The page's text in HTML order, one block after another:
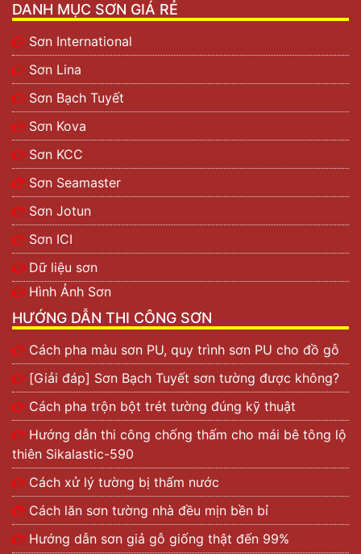
DANH MỤC SƠN GIÁ RẺ
Sơn International
Sơn Lina
Sơn Bạch Tuyết
Sơn Kova
Sơn KCC
Sơn Seamaster
Sơn Jotun
Sơn ICI
Dữ liệu sơn
Hình Ảnh Sơn
HƯỚNG DẪN THI CÔNG SƠN
Cách pha màu sơn PU, quy trình sơn PU cho đồ gỗ
[Giải đáp] Sơn Bạch Tuyết sơn tường được không?
Cách pha trộn bột trét tường đúng kỹ thuật
Hướng dẫn thi công chống thấm cho mái bê tông lộ
thiên Sikalastic-590
Cách xử lý tường bị thấm nước
Cách lăn sơn tường nhà đều mịn bền bỉ
Hướng dẫn sơn giả gỗ giống thật đến 99%